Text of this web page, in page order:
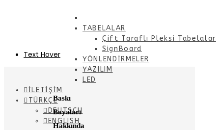
TABELALAR
Çift Taraflı Pleksi Tabelalar
SignBoard
YÖNLENDİRMELER
YAZILIM
LED
İLETİŞİM
TÜRKÇE
DEUTSCH
ENGLISH
Text Hover
Baskı
Boyaları
Hakkında